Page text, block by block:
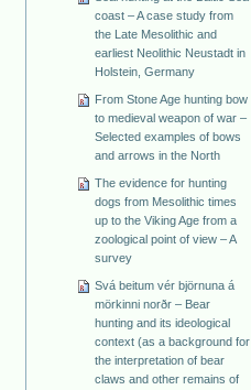
coast – A case study from
the Late Mesolithic and
earliest Neolithic Neustadt in
Holstein, Germany
From Stone Age hunting bow
to medieval weapon of war –
Selected examples of bows
and arrows in the North
The evidence for hunting
dogs from Mesolithic times
up to the Viking Age from a
zoological point of view – A
survey
Svá beitum vér björnuna á
mörkinni norðr – Bear
hunting and its ideological
context (as a background for
the interpretation of bear
claws and other remains of